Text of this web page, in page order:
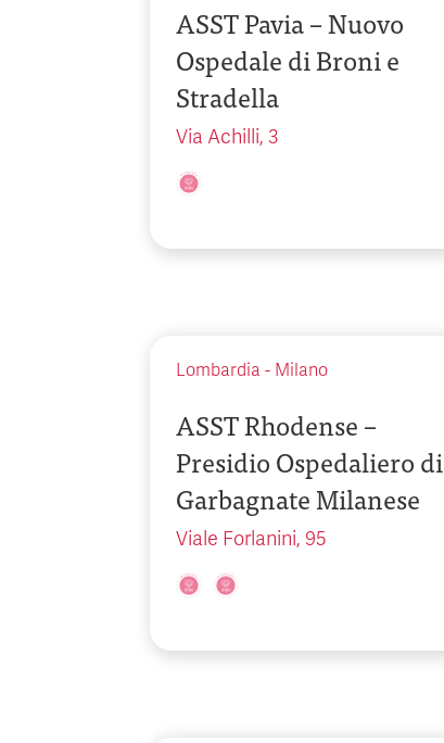
ASST Pavia – Nuovo
Ospedale di Broni e
Stradella
Via Achilli, 3
Lombardia - Milano
ASST Rhodense –
Presidio Ospedaliero di
Garbagnate Milanese
Viale Forlanini, 95